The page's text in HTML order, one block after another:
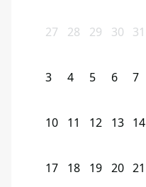
27 28 29 30 31
3 4 5 6 7
10 11 12 13 14
17 18 19 20 21